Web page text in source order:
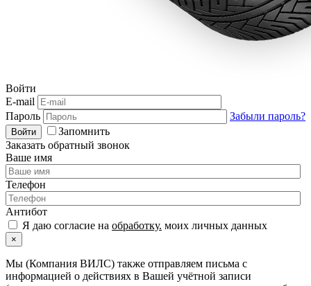
Войти
E-mail
Пароль
Забыли пароль?
Войти
Запомнить
Заказать обратный звонок
Ваше имя
Телефон
Антибот
Я даю согласие на обработку. моих личных данных
×
Мы (Компания ВИЛС) также отправляем письма с
информацией о действиях в Вашей учётной записи